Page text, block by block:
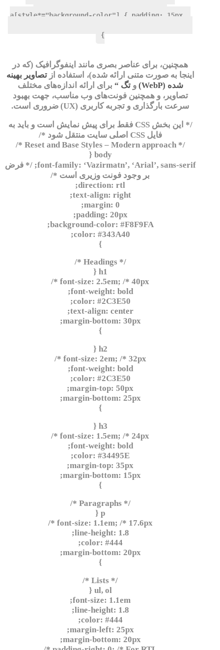
a[style*="background-color"] { padding: 15px
}
همچنین، برای عناصر بصری مانند اینفوگرافیک (که در
اینجا به صورت متنی ارائه شده)، استفاده ازتصاویر بهینه
شده (WebP)
وتگ “ برای ارائه اندازه‌های مختلف
تصاویر، و همچنین فونت‌های وب مناسب، جهت بهبود
سرعت بارگذاری و تجربه کاربری (UX) ضروری است.
/* این بخش CSS فقط برای پیش نمایش است و باید به
فایل CSS اصلی سایت منتقل شود */
/* Reset and Base Styles – Modern approach */
body {
font-family: ‘Vazirmatn’, ‘Arial’, sans-serif; /* فرض
بر وجود فونت وزیری است */
direction: rtl;
text-align: right;
margin: 0;
padding: 20px;
background-color: #F8F9FA;
color: #343A40;
}
/* Headings */
h1 {
font-size: 2.5em; /* 40px */
font-weight: bold;
color: #2C3E50;
text-align: center;
margin-bottom: 30px;
}
h2 {
font-size: 2em; /* 32px */
font-weight: bold;
color: #2C3E50;
margin-top: 50px;
margin-bottom: 25px;
}
h3 {
font-size: 1.5em; /* 24px */
font-weight: bold;
color: #34495E;
margin-top: 35px;
margin-bottom: 15px;
}
/* Paragraphs */
p {
font-size: 1.1em; /* 17.6px */
line-height: 1.8;
color: #444;
margin-bottom: 20px;
}
/* Lists */
ul, ol {
font-size: 1.1em;
line-height: 1.8;
color: #444;
margin-left: 25px;
margin-bottom: 20px;